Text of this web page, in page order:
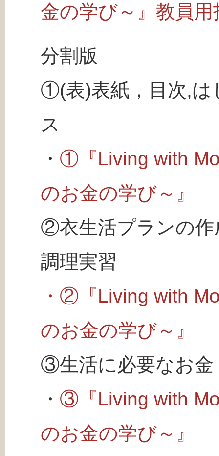
金の学び～』教員用
分割版
①(表)表紙，目次,は
ス
・ ①『Living with
のお金の学び～』
②衣生活プランの作
調理実習
・ ②『Living with
のお金の学び～』
③生活に必要なお金
・ ③『Living with
のお金の学び～』